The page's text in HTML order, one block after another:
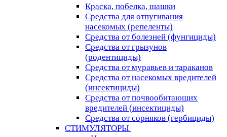
Краска, побелка, шашки
Средства для отпугивания
насекомых (репеленты)
Средства от болезней (фунгициды)
Средства от грызунов
(родентициды)
Средства от муравьев и тараканов
Средства от насекомых вредителей
(инсектициды)
Средства от почвообитающих
вредителей (инсектициды)
Средства от сорняков (гербициды)
СТИМУЛЯТОРЫ